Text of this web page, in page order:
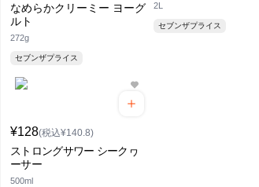
なめらかクリーミー ヨーグ
ルト
272g
セブンザプライス
2L
セブンザプライス
¥128(税込¥140.8)
ストロングサワー シークヮ
ーサー
500ml